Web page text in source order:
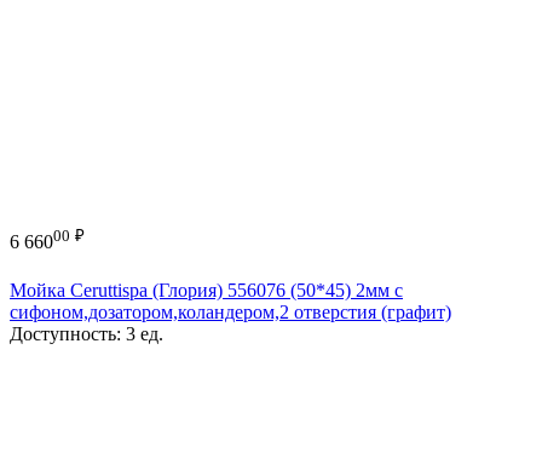
6 66000 ₽
Мойка Ceruttispa (Глория) 556076 (50*45) 2мм с
сифоном,дозатором,коландером,2 отверстия (графит)
Доступность: 3 ед.